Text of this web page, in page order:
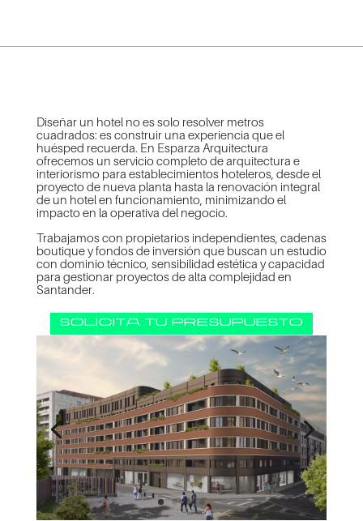
Diseñar un hotel no es solo resolver metros
cuadrados: es construir una experiencia que el
huésped recuerda. En Esparza Arquitectura
ofrecemos un servicio completo de arquitectura e
interiorismo para establecimientos hoteleros, desde el
proyecto de nueva planta hasta la renovación integral
de un hotel en funcionamiento, minimizando el
impacto en la operativa del negocio.
Trabajamos con propietarios independientes, cadenas
boutique y fondos de inversión que buscan un estudio
con dominio técnico, sensibilidad estética y capacidad
para gestionar proyectos de alta complejidad en
Santander.
solicita tu presupuesto